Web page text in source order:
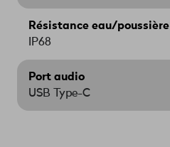
Résistance eau/poussière
IP68
Port audio
USB Type-C